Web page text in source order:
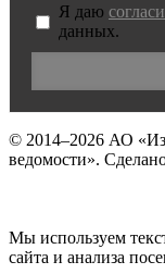
Я даю
данных.
© 2014–2026 АО
ведомости».
Мы используем
сайта и анализа